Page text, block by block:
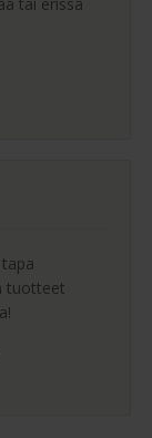
tai erissä
tuotteet